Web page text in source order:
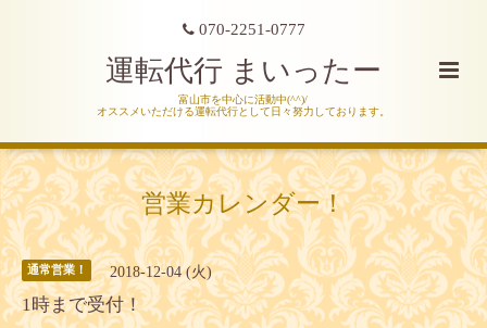
070-2251-0777
運転代行 まいったー
富山市を中心に活動中(^^)/
オススメいただける運転代行として日々努力しております。
営業カレンダー！
通常営業！ 2018-12-04 (火)
1時まで受付！